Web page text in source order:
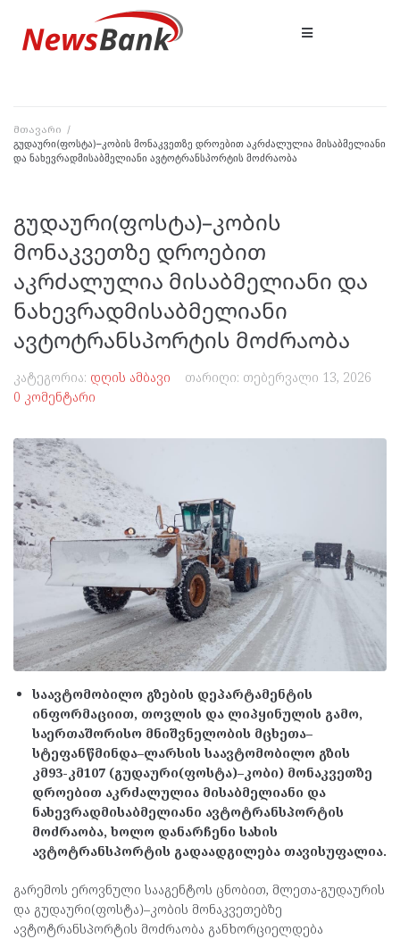
მთავარი /
გუდაური(ფოსტა)–კობის მონაკვეთზე დროებით აკრძალულია მისაბმელიანი
და ნახევრადმისაბმელიანი ავტოტრანსპორტის მოძრაობა
გუდაური(ფოსტა)–კობის
მონაკვეთზე დროებით
აკრძალულია მისაბმელიანი და
ნახევრადმისაბმელიანი
ავტოტრანსპორტის მოძრაობა
კატეგორია: დღის ამბავი თარიღი: თებერვალი 13, 2026
0 კომენტარი
საავტომობილო გზების დეპარტამენტის
ინფორმაციით, თოვლის და ლიპყინულის გამო,
საერთაშორისო მნიშვნელობის მცხეთა–
სტეფანწმინდა–ლარსის საავტომობილო გზის
კმ93-კმ107 (გუდაური(ფოსტა)–კობი) მონაკვეთზე
დროებით აკრძალულია მისაბმელიანი და
ნახევრადმისაბმელიანი ავტოტრანსპორტის
მოძრაობა, ხოლო დანარჩენი სახის
ავტოტრანსპორტის გადაადგილება თავისუფალია.
გარემოს ეროვნული სააგენტოს ცნობით, მლეთა-გუდაურის
და გუდაური(ფოსტა)–კობის მონაკვეთებზე
ავტოტრანსპორტის მოძრაობა განხორციელდება